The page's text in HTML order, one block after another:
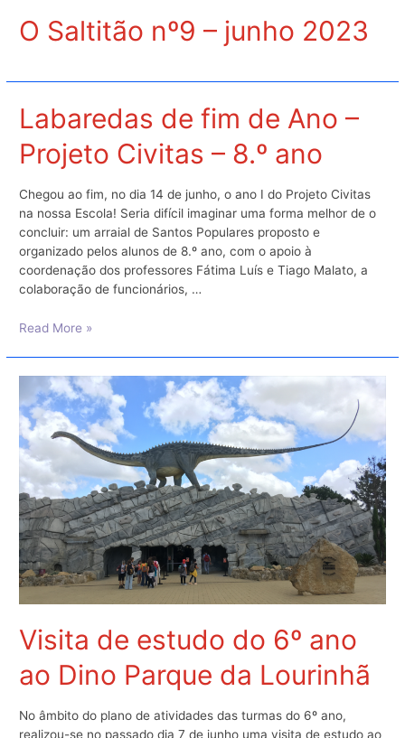
O Saltitão nº9 – junho 2023
Labaredas de fim de Ano –
Projeto Civitas – 8.º ano
Chegou ao fim, no dia 14 de junho, o ano I do Projeto Civitas
na nossa Escola! Seria difícil imaginar uma forma melhor de o
concluir: um arraial de Santos Populares proposto e
organizado pelos alunos de 8.º ano, com o apoio à
coordenação dos professores Fátima Luís e Tiago Malato, a
colaboração de funcionários, …
Labaredas
Ano
–
Projeto
Civitas
–
8.º
ano
Read More »
Visita de estudo do 6º ano
ao Dino Parque da Lourinhã
No âmbito do plano de atividades das turmas do 6º ano,
realizou-se no passado dia 7 de junho uma visita de estudo ao